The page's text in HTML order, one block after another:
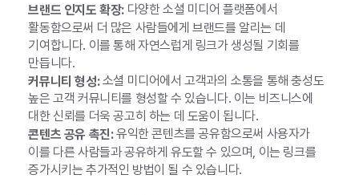
브랜드 인지도 확장:다양한 소셜 미디어 플랫폼에서
활동함으로써 더 많은 사람들에게 브랜드를 알리는 데
기여합니다. 이를 통해 자연스럽게 링크가 생성될 기회를
만듭니다.
커뮤니티 형성:소셜 미디어에서 고객과의 소통을 통해 충성도
높은 고객 커뮤니티를 형성할 수 있습니다. 이는 비즈니스에
대한 신뢰를 더욱 공고히 하는 데 도움이 됩니다.
콘텐츠 공유 촉진:유익한 콘텐츠를 공유함으로써 사용자가
이를 다른 사람들과 공유하게 유도할 수 있으며, 이는 링크를
증가시키는 추가적인 방법이 될 수 있습니다.